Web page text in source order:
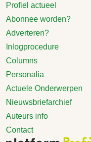
Profiel actueel
Abonnee worden?
Adverteren?
Inlogprocedure
Columns
Personalia
Actuele Onderwerpen
Nieuwsbriefarchief
Auteurs info
Contact